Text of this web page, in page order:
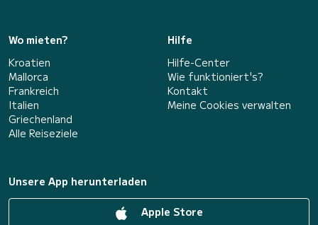
Wo mieten?
Kroatien
Mallorca
Frankreich
Italien
Griechenland
Alle Reiseziele
Hilfe
Hilfe-Center
Wie funktioniert's?
Kontakt
Meine Cookies verwalten
Unsere App herunterladen
Apple Store